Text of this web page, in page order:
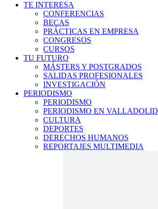
TE INTERESA
CONFERENCIAS
BECAS
PRÁCTICAS EN EMPRESA
CONGRESOS
CURSOS
TU FUTURO
MÁSTERS Y POSTGRADOS
SALIDAS PROFESIONALES
INVESTIGACIÓN
PERIODISMO
PERIODISMO
PERIODISMO EN VALLADOLID
CULTURA
DEPORTES
DERECHOS HUMANOS
REPORTAJES MULTIMEDIA